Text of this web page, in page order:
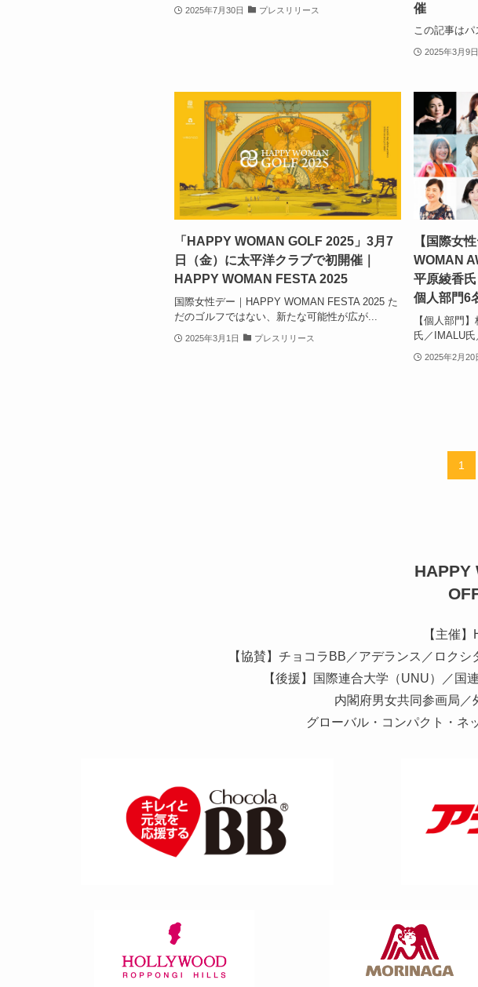
2025年7月30日 プレスリリース
催
この記事は
2025年3月9日
「HAPPY WOMAN GOLF 2025」3月7
日（金）に太平洋クラブで初開催｜
HAPPY WOMAN FESTA 2025
国際女性デー｜HAPPY WOMAN FESTA 2025 た
だのゴルフではない、新たな可能性が広が...
2025年3月1日 プレスリリース
【国際女
WOMAN
平原綾香
個人部門6
【個人部門
氏／IMALU氏
2025年2月20
1
HAPPY
【主催
【協賛】チョコラBB／アデランス／ロク
【後援】国際連合大学（UNU）／国
内閣府男女共同参画局／
グローバル・コンパクト・ネ